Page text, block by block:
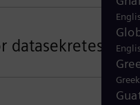
Greek